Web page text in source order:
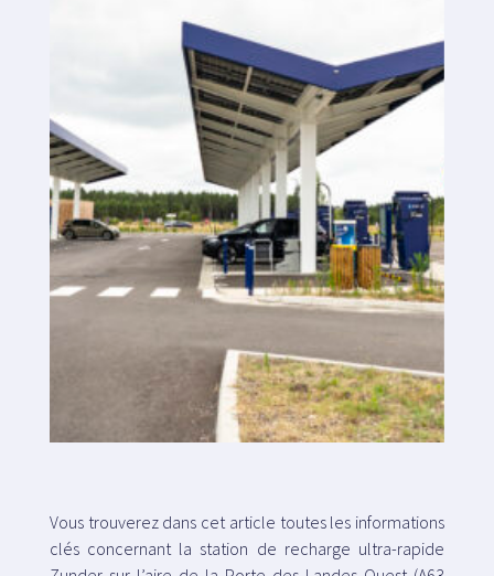
Nous recherchons des emplacements
Que cherchons-nous ?
Qu’offrons-nous ?
Proposer un site
Vous trouverez dans cet article toutes les informations
clés concernant la station de recharge ultra-rapide